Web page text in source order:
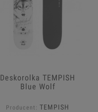
Deskorolka TEMPISH
Blue Wolf
Producent: TEMPISH